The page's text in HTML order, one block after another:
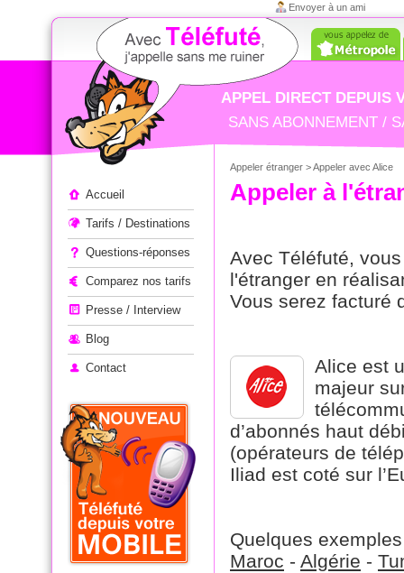
Appeler étranger > Appeler avec Alice
Envoyer à un ami
APPEL DIRECT DEPUIS
SANS ABONNEMENT /
Accueil
Tarifs / Destinations
Questions-réponses
Comparez nos tarifs
Presse / Interview
Blog
Contact
Appeler à
Avec Téléfuté,
l'étranger en
Vous serez facturé
Alice est
majeur
d’abonnés haut
(opérateurs de
Iliad est coté sur
Quelques
Maroc - Algérie -